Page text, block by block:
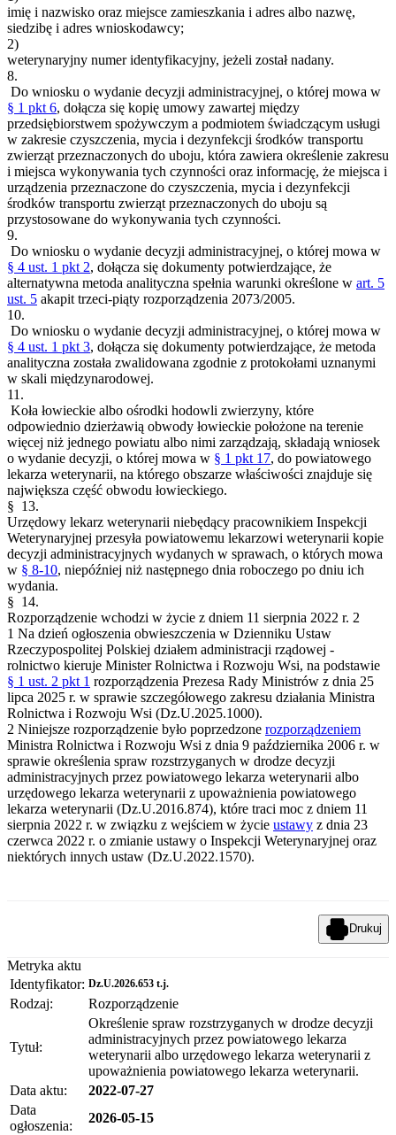
imię i nazwisko oraz miejsce zamieszkania i adres albo nazwę,
siedzibę i adres wnioskodawcy;
2)
weterynaryjny numer identyfikacyjny, jeżeli został nadany.
8.
Do wniosku o wydanie decyzji administracyjnej, o której mowa w
§ 1 pkt 6, dołącza się kopię umowy zawartej między
przedsiębiorstwem spożywczym a podmiotem świadczącym usługi
w zakresie czyszczenia, mycia i dezynfekcji środków transportu
zwierząt przeznaczonych do uboju, która zawiera określenie zakresu
i miejsca wykonywania tych czynności oraz informację, że miejsca i
urządzenia przeznaczone do czyszczenia, mycia i dezynfekcji
środków transportu zwierząt przeznaczonych do uboju są
przystosowane do wykonywania tych czynności.
9.
Do wniosku o wydanie decyzji administracyjnej, o której mowa w
§ 4 ust. 1 pkt 2, dołącza się dokumenty potwierdzające, że
alternatywna metoda analityczna spełnia warunki określone w art. 5
ust. 5 akapit trzeci-piąty rozporządzenia 2073/2005.
10.
Do wniosku o wydanie decyzji administracyjnej, o której mowa w
§ 4 ust. 1 pkt 3, dołącza się dokumenty potwierdzające, że metoda
analityczna została zwalidowana zgodnie z protokołami uznanymi
w skali międzynarodowej.
11.
Koła łowieckie albo ośrodki hodowli zwierzyny, które
odpowiednio dzierżawią obwody łowieckie położone na terenie
więcej niż jednego powiatu albo nimi zarządzają, składają wniosek
o wydanie decyzji, o której mowa w § 1 pkt 17, do powiatowego
lekarza weterynarii, na którego obszarze właściwości znajduje się
największa część obwodu łowieckiego.
§ 13.
Urzędowy lekarz weterynarii niebędący pracownikiem Inspekcji
Weterynaryjnej przesyła powiatowemu lekarzowi weterynarii kopie
decyzji administracyjnych wydanych w sprawach, o których mowa
w § 8-10, niepóźniej niż następnego dnia roboczego po dniu ich
wydania.
§ 14.
Rozporządzenie wchodzi w życie z dniem 11 sierpnia 2022 r. 2
1 Na dzień ogłoszenia obwieszczenia w Dzienniku Ustaw
Rzeczypospolitej Polskiej działem administracji rządowej -
rolnictwo kieruje Minister Rolnictwa i Rozwoju Wsi, na podstawie
§ 1 ust. 2 pkt 1 rozporządzenia Prezesa Rady Ministrów z dnia 25
lipca 2025 r. w sprawie szczegółowego zakresu działania Ministra
Rolnictwa i Rozwoju Wsi (Dz.U.2025.1000).
2 Niniejsze rozporządzenie było poprzedzone rozporządzeniem
Ministra Rolnictwa i Rozwoju Wsi z dnia 9 października 2006 r. w
sprawie określenia spraw rozstrzyganych w drodze decyzji
administracyjnych przez powiatowego lekarza weterynarii albo
urzędowego lekarza weterynarii z upoważnienia powiatowego
lekarza weterynarii (Dz.U.2016.874), które traci moc z dniem 11
sierpnia 2022 r. w związku z wejściem w życie ustawy z dnia 23
czerwca 2022 r. o zmianie ustawy o Inspekcji Weterynaryjnej oraz
niektórych innych ustaw (Dz.U.2022.1570).
Drukuj
Metryka aktu
Identyfikator: Dz.U.2026.653 t.j.
Rodzaj: Rozporządzenie
Tytuł:
Określenie spraw rozstrzyganych w drodze decyzji
administracyjnych przez powiatowego lekarza
weterynarii albo urzędowego lekarza weterynarii z
upoważnienia powiatowego lekarza weterynarii.
Data aktu:
2022-07-27
Data
ogłoszenia:
2026-05-15